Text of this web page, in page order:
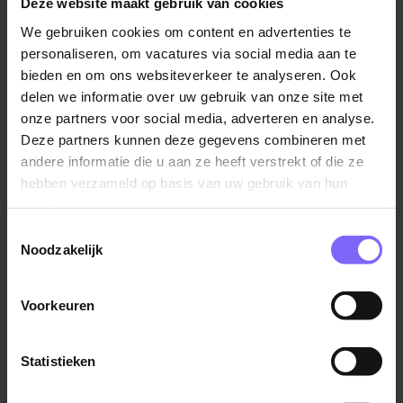
We gebruiken cookies om content en advertenties te
personaliseren, om vacatures via social media aan te
bieden en om ons websiteverkeer te analyseren. Ook
delen we informatie over uw gebruik van onze site met
onze partners voor social media, adverteren en analyse.
Deze partners kunnen deze gegevens combineren met
andere informatie die u aan ze heeft verstrekt of die ze
hebben verzameld op basis van uw gebruik van hun
Noodzakelijk
Voorkeuren
Statistieken
opleidingstraject waarbij diversiteit een uitdaging is,
daarnaast begeleid je deelnemers bij hun stage bij
instellingen en bedrijven: wij willen deelnemers zo
begeleiden, dat altijd duidelijk is hoe een
deelnemer ervoor staat en welke mogelijkheden
hij heeft;
Wij vinden het belangrijk, dat onze Entreeopleiding
aantrekkelijk, activerend en uitdagend is voor de
deelnemers en dat zij leren zelfstandig te werken,
nemen.
Je hebt een relevante HBO-opleiding afgerond en
beschikt over een didactische en/of pedagogische
bevoegdheid om als docent te kunnen werken
Maastricht
Docent economie, 2de graads
(vervanging)
Porta Mosana
Maastricht
Coachende Docent(en) LB ICT
VISTA college